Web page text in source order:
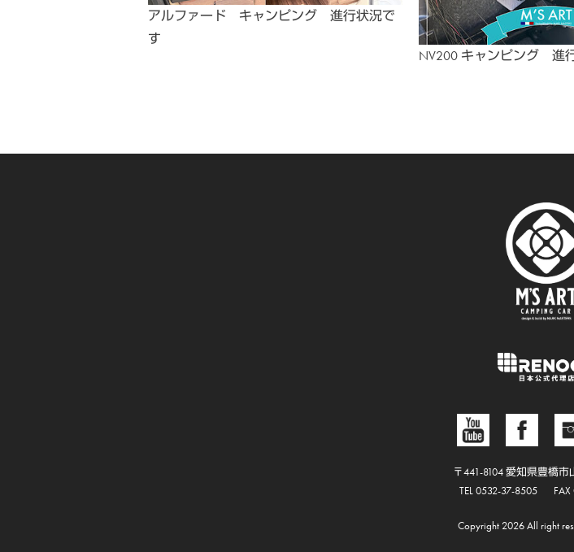
アルファード キャンピング 進行状況で
す
NV200 キャンピング 進
〒441-8104 愛知県豊橋市
TEL 0532-37-8505
Copyright 2026 All right